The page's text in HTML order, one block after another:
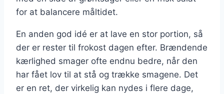
for at balancere måltidet.
En anden god idé er at lave en stor portion, så
der er rester til frokost dagen efter. Brændende
kærlighed smager ofte endnu bedre, når den
har fået lov til at stå og trække smagene. Det
er en ret, der virkelig kan nydes i flere dage,